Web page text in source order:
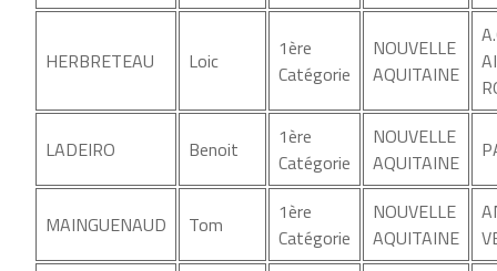
HERBRETEAU Loic
1ère
Catégorie
NOUVELLE
AQUITAINE
LADEIRO Benoit
1ère
Catégorie
NOUVELLE
AQUITAINE
MAINGUENAUD Tom
1ère
Catégorie
NOUVELLE
AQUITAINE